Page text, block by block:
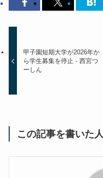
甲子園短期大学が2026年か
ら学生募集を停止 - 西宮つ
ーしん
この記事を書いた人